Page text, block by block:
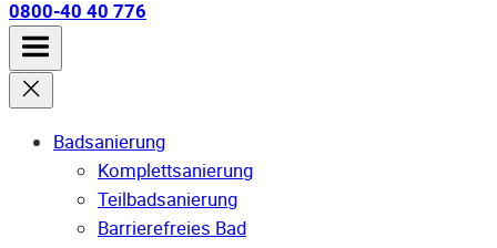
0800-40 40 776
Badsanierung
Komplettsanierung
Teilbadsanierung
Barrierefreies Bad